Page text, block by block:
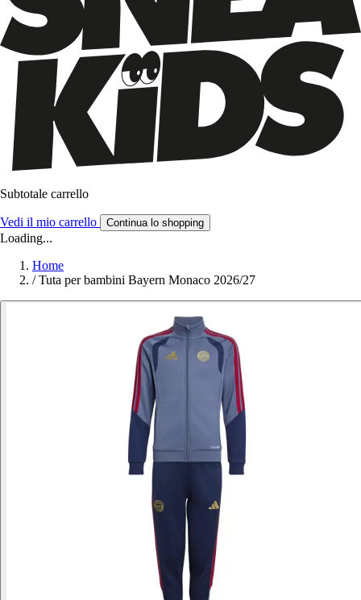
Subtotale carrello
Vedi il mio carrello Continua lo shopping
Loading...
Home
/ Tuta per bambini Bayern Monaco 2026/27